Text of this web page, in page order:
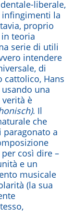
liberale,
infingimenti la
proprio
teoria
serie di utili
intendere
di
cattolico, Hans
una
è
. Il
che
a
così dire –
e un
musicale
(la sua